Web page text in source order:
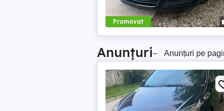
Promovat
Anunțuri– Anunțuri pe